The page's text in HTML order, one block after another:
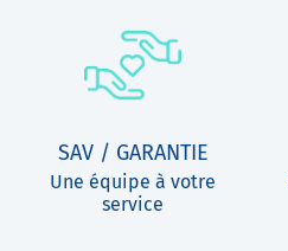
SAV / GARANTIE
Une équipe à votre
service